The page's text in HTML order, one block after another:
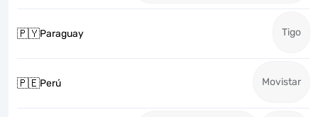
🇵🇾Paraguay Tigo
🇵🇪Perú Movistar